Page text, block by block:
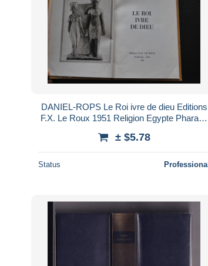
DANIEL-ROPS Le Roi ivre de dieu Editions
F.X. Le Roux 1951 Religion Egypte Pharaon
± $5.78
Status Professional